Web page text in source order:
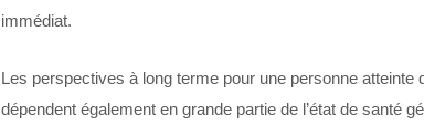
immédiat.
Les perspectives à long terme pour une personne atteinte
dépendent également en grande partie de l’état de santé